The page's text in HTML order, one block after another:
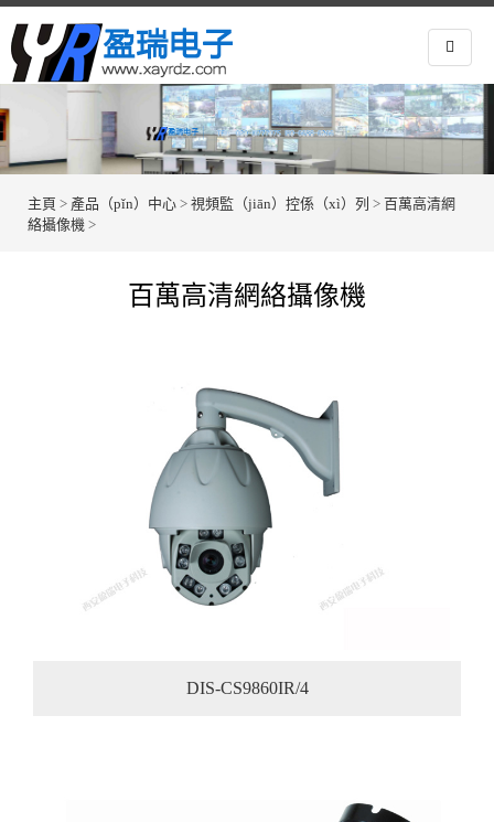
主頁 > 產品（pǐn）中心 > 視頻監（jiān）控係（xì）列 > 百萬高清網
絡攝像機 >
百萬高清網絡攝像機
DIS-CS9860IR/4